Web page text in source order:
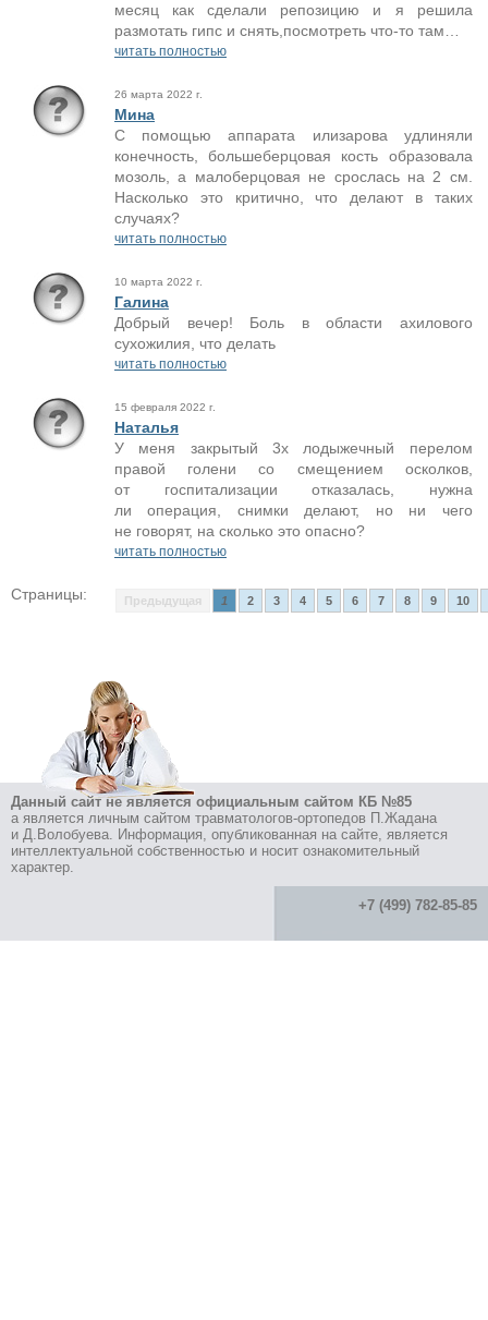
месяц как сделали репозицию и я решила
размотать гипс и снять,посмотреть что-то там…
читать полностью
26 марта 2022 г.
Мина
С помощью аппарата илизарова удлиняли
конечность, большеберцовая кость образовала
мозоль, а малоберцовая не срослась на 2 см.
Насколько это критично, что делают в таких
случаях?
читать полностью
10 марта 2022 г.
Галина
Добрый вечер! Боль в области ахилового
сухожилия, что делать
читать полностью
15 февраля 2022 г.
Наталья
У меня закрытый 3х лодыжечный перелом
правой голени со смещением осколков,
от госпитализации отказалась, нужна
ли операция, снимки делают, но ни чего
не говорят, на сколько это опасно?
читать полностью
Страницы: Предыдущая 1 2 3 4 5 6 7 8 9 10
Данный сайт не является официальным сайтом КБ №85
а является личным сайтом травматологов-ортопедов П.Жадана
и Д.Волобуева. Информация, опубликованная на сайте, является
интеллектуальной собственностью и носит ознакомительный
характер.
+7 (499) 782-85-85